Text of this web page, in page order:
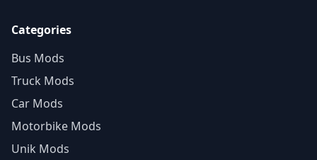
Categories
Bus Mods
Truck Mods
Car Mods
Motorbike Mods
Unik Mods